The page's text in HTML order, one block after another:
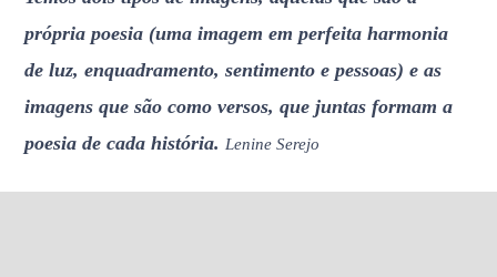
própria poesia (uma imagem em perfeita harmonia
de luz, enquadramento, sentimento e pessoas) e as
imagens que são como versos, que juntas formam a
poesia de cada história.Lenine Serejo